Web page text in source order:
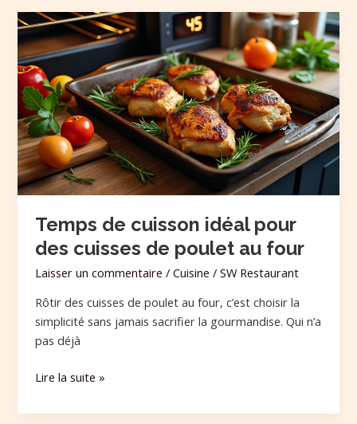
Temps de cuisson idéal pour
des cuisses de poulet au four
Laisser un commentaire /Cuisine /SW Restaurant
Rôtir des cuisses de poulet au four, c’est choisir la
simplicité sans jamais sacrifier la gourmandise. Qui n’a
pas déjà
Temps
de
cuisson
idéal
pour
des
cuisses
de
poulet
au
Lire la suite »